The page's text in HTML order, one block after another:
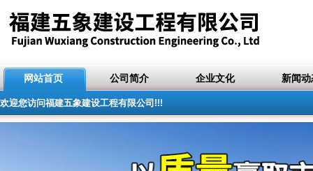
网站首页
欢迎您访问福建五象建设工程有限公司!!!
公司简介 企业文化 新闻动